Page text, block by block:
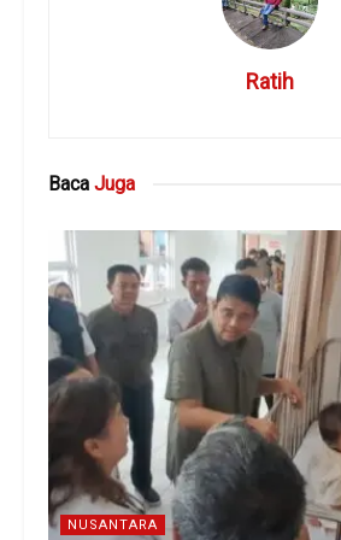
Ratih
Baca Juga
NUSANTARA